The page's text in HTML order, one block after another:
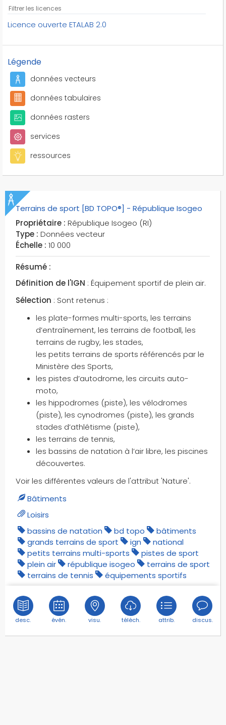
Licence ouverte ETALAB 2.0
Légende
données vecteurs
données tabulaires
données rasters
services
ressources
Terrains de sport [BD TOPO®] - République Isogeo
Propriétaire : République Isogeo (RI)
Type : Données vecteur
Échelle : 10 000
Résumé :
Définition de l'IGN : Équipement sportif de plein air.
Sélection : Sont retenus :
les plate-formes multi-sports, les terrains
d’entraînement, les terrains de football, les
terrains de rugby, les stades,
les petits terrains de sports référencés par le
Ministère des Sports,
les pistes d’autodrome, les circuits auto-
moto,
les hippodromes (piste), les vélodromes
(piste), les cynodromes (piste), les grands
stades d’athlétisme (piste),
les terrains de tennis,
les bassins de natation à l’air libre, les piscines
découvertes.
Voir les différentes valeurs de l'attribut 'Nature'.
Bâtiments
Loisirs
bassins de natation
bd topo
bâtiments
grands terrains de sport
ign
national
petits terrains multi-sports
pistes de sport
plein air
république isogeo
terrains de sport
terrains de tennis
équipements sportifs
desc. évén. visu. téléch. attrib. discus.